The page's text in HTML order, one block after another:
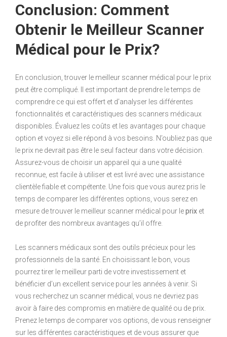
Conclusion: Comment
Obtenir le Meilleur Scanner
Médical pour le Prix?
En conclusion, trouver le meilleur scanner médical pour le prix
peut être compliqué. Il est important de prendre le temps de
comprendre ce qui est offert et d’analyser les différentes
fonctionnalités et caractéristiques des scanners médicaux
disponibles. Évaluez les coûts et les avantages pour chaque
option et voyez si elle répond à vos besoins. N’oubliez pas que
le prix ne devrait pas être le seul facteur dans votre décision.
Assurez-vous de choisir un appareil qui a une qualité
reconnue, est facile à utiliser et est livré avec une assistance
clientèle fiable et compétente. Une fois que vous aurez pris le
temps de comparer les différentes options, vous serez en
mesure de trouver le meilleur scanner médical pour leprix et
de profiter des nombreux avantages qu’il offre.
Les scanners médicaux sont des outils précieux pour les
professionnels de la santé. En choisissant le bon, vous
pourrez tirer le meilleur parti de votre investissement et
bénéficier d’un excellent service pour les années à venir. Si
vous recherchez un scanner médical, vous ne devriez pas
avoir à faire des compromis en matière de qualité ou de prix.
Prenez le temps de comparer vos options, de vous renseigner
sur les différentes caractéristiques et de vous assurer que